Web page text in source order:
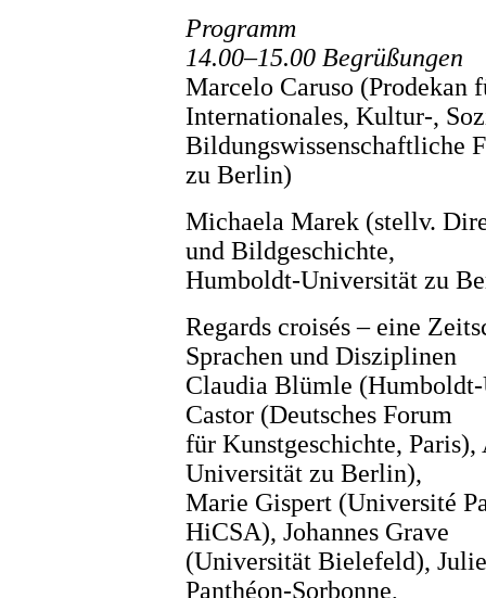
Programm
14.00–15.00 Begrüßungen
Marcelo Caruso (Prodekan
Internationales, Kultur-,
Bildungswissenschaftliche
zu Berlin)
Michaela Marek (stellv.
und Bildgeschichte,
Humboldt-Universität zu
Regards croisés – eine
Sprachen und Disziplinen
Claudia Blümle
Castor (Deutsches Forum
für Kunstgeschichte,
Universität zu Berlin),
Marie Gispert (Université
HiCSA), Johannes Grave
(Universität Bielefeld),
Panthéon-Sorbonne,